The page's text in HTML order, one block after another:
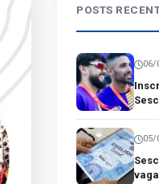
POSTS
06/
05/